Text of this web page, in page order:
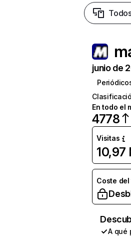
junio de
En todo el
4778
Visitas
10,97
Coste
A qué